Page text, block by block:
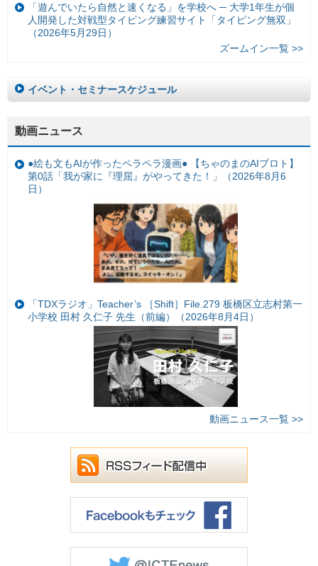
「遊んでいたら自然と速くなる」を学校へ ─ 大学1年生が個
人開発した対戦型タイピング練習サイト「タイピング無双」
（2026年5月29日）
ズームイン一覧 >>
イベント・セミナースケジュール
動画ニュース
●絵も文もAIが作ったペラペラ漫画● 【ちゃのまのAIプロト】
第0話「我が家に『理屈』がやってきた！」（2026年8月6
日）
「TDXラジオ」Teacher’s ［Shift］File.279 板橋区立志村第一
小学校 田村 久仁子 先生（前編）（2026年8月4日）
動画ニュース一覧 >>